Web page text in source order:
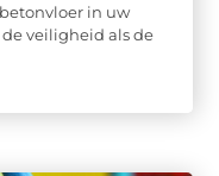
in uw
veiligheid als de